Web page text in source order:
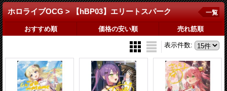
ホロライブOCG > 【hBP03】エリートスパーク 一覧
おすすめ順 価格の安い順 売れ筋順
表示件数: